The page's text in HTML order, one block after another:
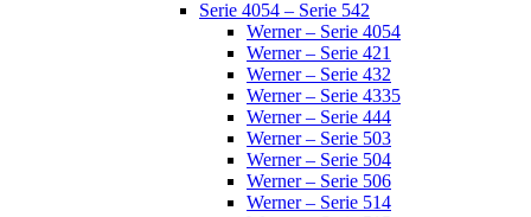
Serie 4054 – Serie 542
Werner – Serie 4054
Werner – Serie 421
Werner – Serie 432
Werner – Serie 4335
Werner – Serie 444
Werner – Serie 503
Werner – Serie 504
Werner – Serie 506
Werner – Serie 514